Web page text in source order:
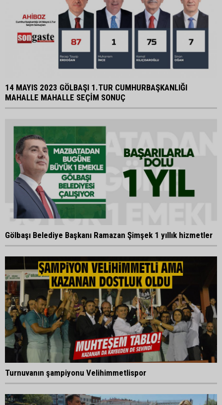
14 MAYIS 2023 GÖLBAŞI 1.TUR CUMHURBAŞKANLIĞI
MAHALLE MAHALLE SEÇİM SONUÇ
Gölbaşı Belediye Başkanı Ramazan Şimşek 1 yıllık hizmetler
Turnuvanın şampiyonu Velihimmetlispor